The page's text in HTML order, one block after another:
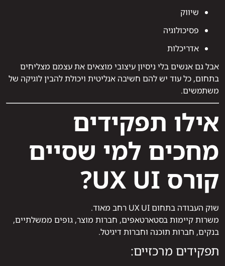
שיווק
פסיכולוגיה
אדריכלות
אבל גם אנשים בלי ניסיון עיצובי מוצאים את עצמם מצליחים
בתחום, כל עוד יש להם חשיבה אנליטית ויכולת להבין לוגיקה של
משתמשים.
אילו תפקידים
מחכים למי שסיים
קורס UX UI?
שוק העבודה בתחום UX UI רחב מאוד.
משרות קיימות בסטארטאפים, חברות מוצר, גופים ממשלתיים,
בנקים, חברות תוכנה וחברות דיגיטל.
תפקידים מרכזיים: